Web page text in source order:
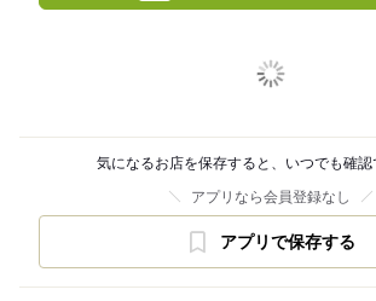
気になるお店を保存すると、いつでも確認
アプリなら会員登録なし
アプリで保存する